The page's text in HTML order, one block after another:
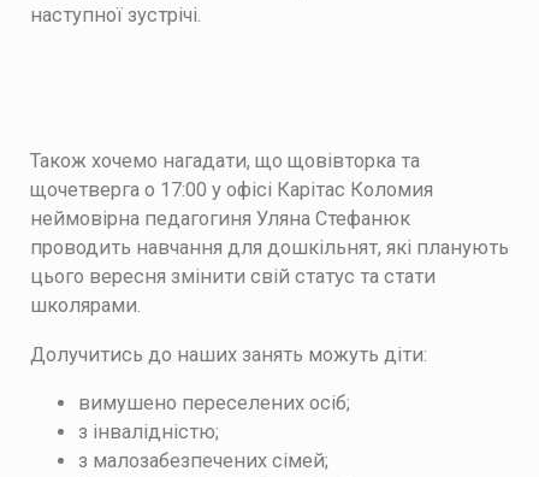
наступної зустрічі.
Також хочемо нагадати, що щовівторка та
щочетверга о 17:00 у офісі Карітас Коломия
неймовірна педагогиня Уляна Стефанюк
проводить навчання для дошкільнят, які планують
цього вересня змінити свій статус та стати
школярами.
Долучитись до наших занять можуть діти:
вимушено переселених осіб;
з інвалідністю;
з малозабезпечених сімей;